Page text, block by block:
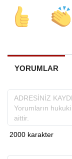
YORUMLAR